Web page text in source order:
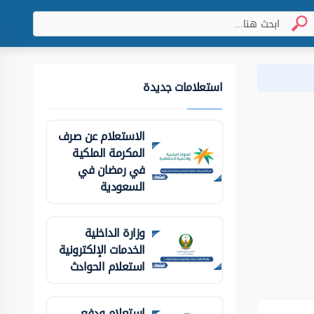
استعلامات جديدة
الاستعلام عن صرف
المكرمة الملكية
في رمضان في
السعودية
وزارة الداخلية
الخدمات الإلكترونية
استعلام الحوادث